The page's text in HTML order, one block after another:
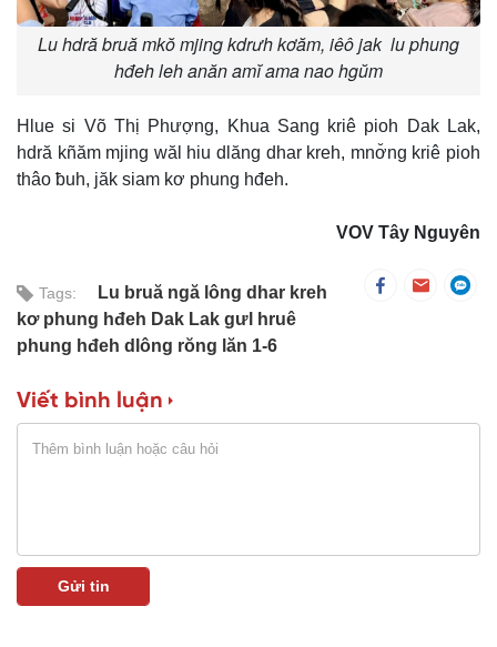
Lu hdră bruă mkŏ mjing kdrưh kơăm, iêô jak lu phung
hđeh leh anăn amĭ ama nao hgŭm
Hlue si Võ Thị Phượng, Khua Sang kriê pioh Dak Lak,
hdră kñăm mjing wăl hiu dlăng dhar kreh, mnơ̆ng kriê pioh
thâo ƀuh, jăk siam kơ phung hđeh.
VOV Tây Nguyên
Tags:
Lu bruă ngă lông dhar kreh
kơ phung hđeh Dak Lak gưl hruê
phung hđeh dlông rŏng lăn 1-6
Viết bình luận